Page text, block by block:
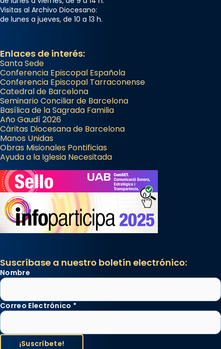
Visitas al Archivo Diocesano:
de lunes a jueves, de 10 a 13 h.
Enlaces de interés:
Santa Sede
Conferencia Episcopal Española
Conferencia Episcopal Tarraconense
Catedral de Barcelona
Seminario Conciliar de Barcelona
Basílica de la Sagrada Familia
Año Gaudí 2026
Cáritas Diocesana de Barcelona
Manos Unidas
Obras Misionales Pontificias
Ayuda a la Iglesia Necesitada
Suscríbase a nuestro boletín electrónico:
Nombre
Correo Electrónico *